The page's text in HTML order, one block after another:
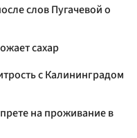
слов Пугачевой о
сахар
с Калининградом
на проживание в